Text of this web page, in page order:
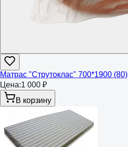
Матрас "Струтоклас" 700*1900 (80)
Цена:1 000 ₽
В корзину